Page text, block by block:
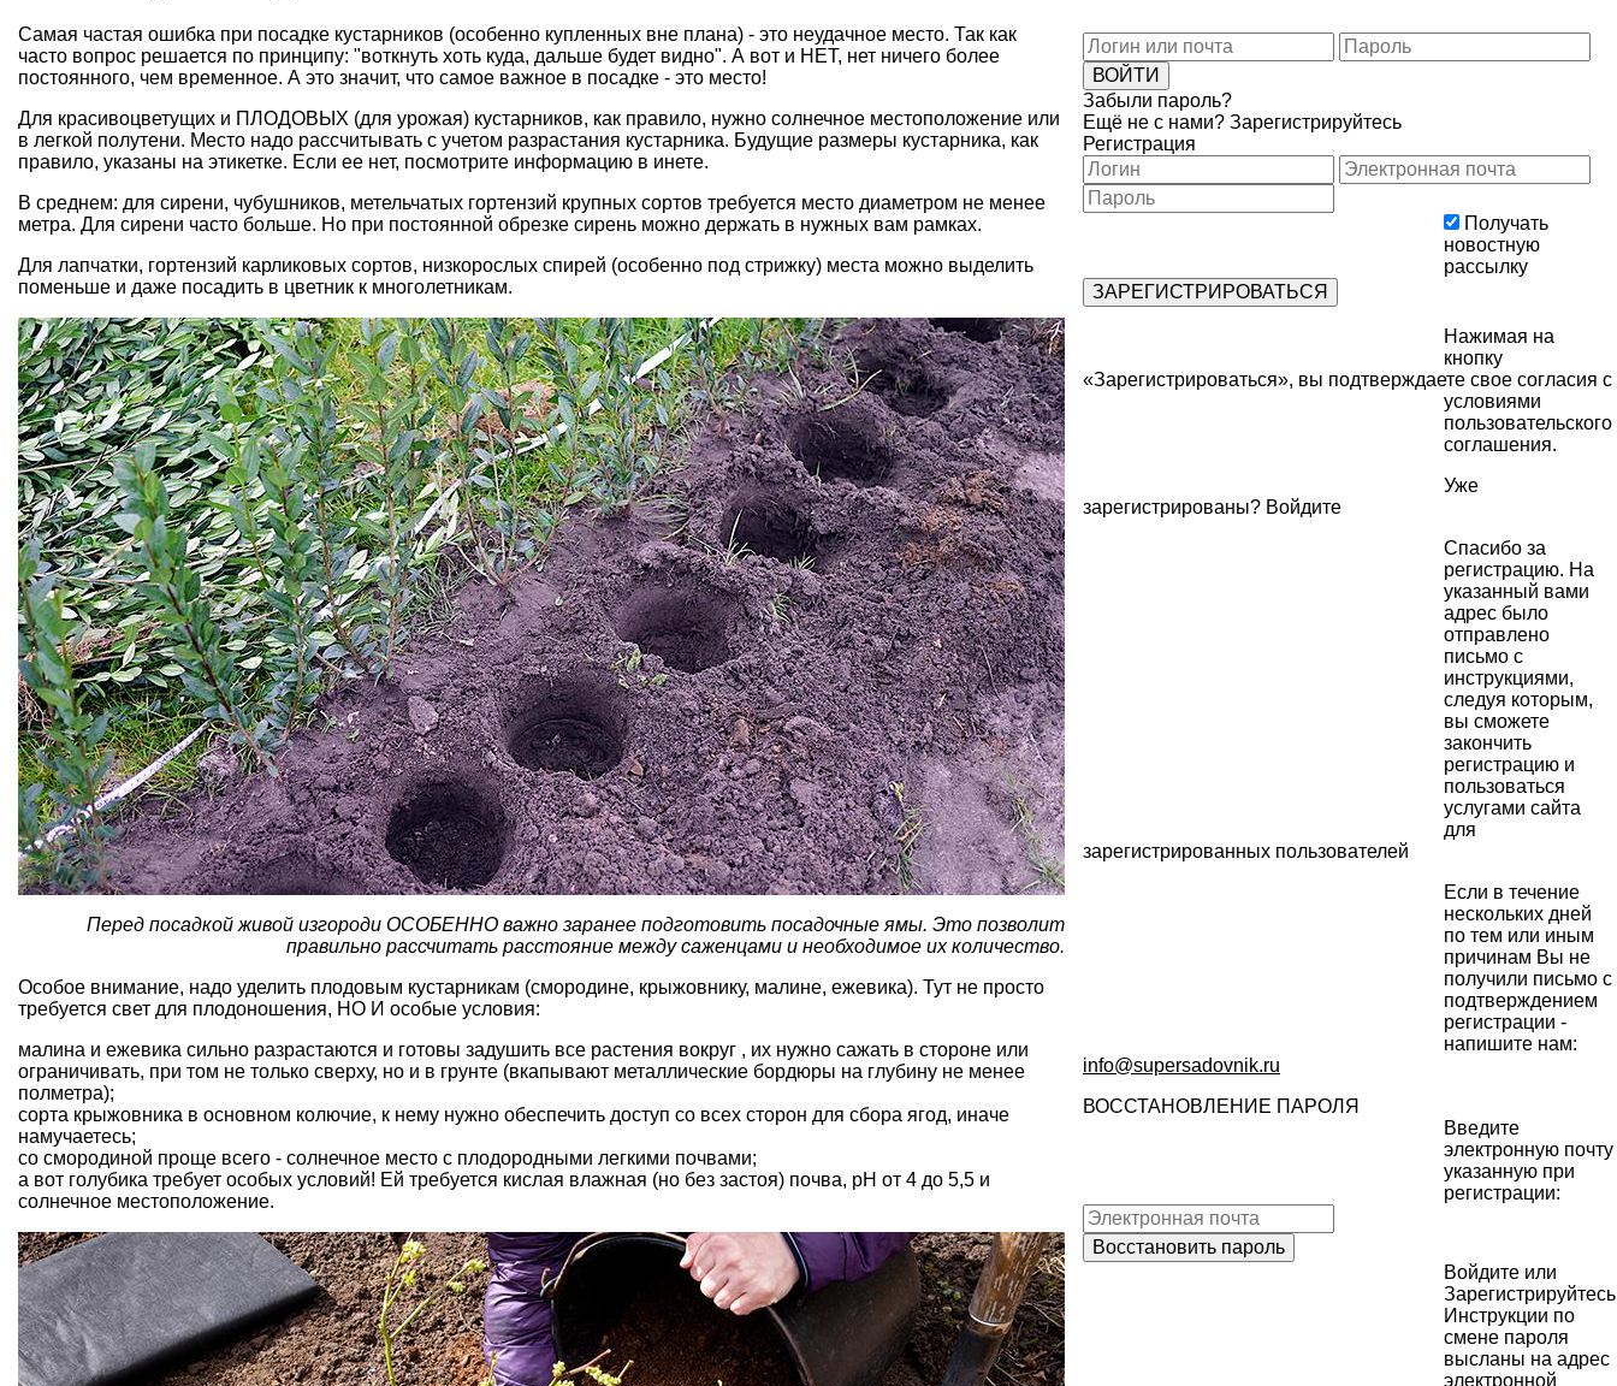
Самая частая ошибка при посадке кустарников (особенно купленных вне плана) - это неудачное место. Так как
часто вопрос решается по принципу: "воткнуть хоть куда, дальше будет видно". А вот и НЕТ, нет ничего более
постоянного, чем временное. А это значит, что самое важное в посадке - это место!
Для красивоцветущих и ПЛОДОВЫХ (для урожая) кустарников, как правило, нужно солнечное местоположение или
в легкой полутени. Место надо рассчитывать с учетом разрастания кустарника. Будущие размеры кустарника, как
правило, указаны на этикетке. Если ее нет, посмотрите информацию в инете.
В среднем: для сирени, чубушников, метельчатых гортензий крупных сортов требуется место диаметром не менее
метра. Для сирени часто больше. Но при постоянной обрезке сирень можно держать в нужных вам рамках.
Для лапчатки, гортензий карликовых сортов, низкорослых спирей (особенно под стрижку) места можно выделить
поменьше и даже посадить в цветник к многолетникам.
Перед посадкой живой изгороди ОСОБЕННО важно заранее подготовить посадочные ямы. Это позволит
правильно рассчитать расстояние между саженцами и необходимое их количество.
Особое внимание, надо уделить плодовым кустарникам (смородине, крыжовнику, малине, ежевика). Тут не просто
требуется свет для плодоношения, НО И особые условия:
малина и ежевика сильно разрастаются и готовы задушить все растения вокруг , их нужно сажать в стороне или
ограничивать, при том не только сверху, но и в грунте (вкапывают металлические бордюры на глубину не менее
полметра);
сорта крыжовника в основном колючие, к нему нужно обеспечить доступ со всех сторон для сбора ягод, иначе
намучаетесь;
со смородиной проще всего - солнечное место с плодородными легкими почвами;
а вот голубика требует особых условий! Ей требуется кислая влажная (но без застоя) почва, pH от 4 до 5,5 и
солнечное местоположение.
Забыли пароль?
Ещё не с нами? Зарегистрируйтесь
Регистрация
Получать
новостную
рассылку
Нажимая на
кнопку
«Зарегистрироваться», вы подтверждаете свое согласия с
условиями
пользовательского
соглашения.
Уже
зарегистрированы? Войдите
Спасибо за
регистрацию. На
указанный вами
адрес было
отправлено
письмо с
инструкциями,
следуя которым,
вы сможете
закончить
регистрацию и
пользоваться
услугами сайта
для
зарегистрированных пользователей
Если в течение
нескольких дней
по тем или иным
причинам Вы не
получили письмо с
подтверждением
регистрации -
напишите нам:
info@supersadovnik.ru
ВОССТАНОВЛЕНИЕ ПАРОЛЯ
Введите
электронную почту
указанную при
регистрации:
Войдите или
Зарегистрируйтесь
Инструкции по
смене пароля
высланы на адрес
электронной